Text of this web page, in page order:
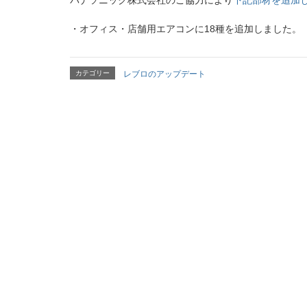
・オフィス・店舗用エアコンに18種を追加しました。
カテゴリー レブロのアップデート